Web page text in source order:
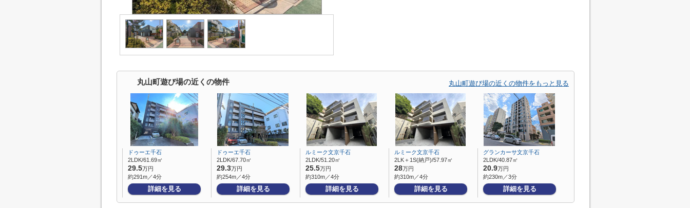
丸山町遊び場の近くの物件 丸山町遊び場の近くの物件をもっと見る
ドゥーエ千石
2LDK/61.69㎡
29.5万円
約291m／4分
詳細を見る
ドゥーエ千石
2LDK/67.70㎡
29.3万円
約254m／4分
詳細を見る
ルミーク文京千石
2LDK/51.20㎡
25.5万円
約310m／4分
詳細を見る
ルミーク文京千石
2LK＋1S(納戸)/57.97㎡
28万円
約310m／4分
詳細を見る
グランカーサ文京千石
2LDK/40.87㎡
20.9万円
約230m／3分
詳細を見る